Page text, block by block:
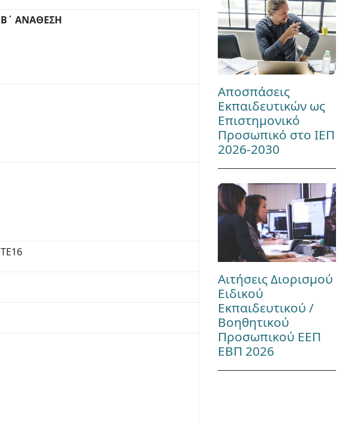
Β΄ ΑΝΑΘΕΣΗ
ΤΕ16
Αποσπάσεις
Εκπαιδευτικών ως
Επιστημονικό
Προσωπικό στο ΙΕΠ
2026-2030
Αιτήσεις Διορισμού
Ειδικού
Εκπαιδευτικού /
Βοηθητικού
Προσωπικού ΕΕΠ
ΕΒΠ 2026